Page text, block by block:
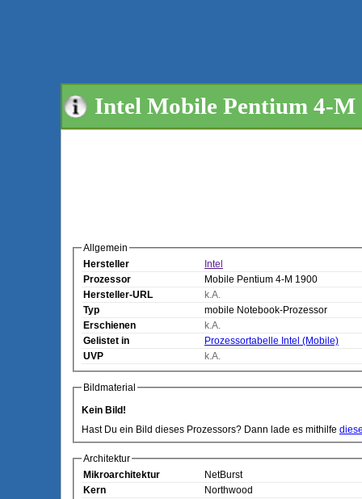
Intel Mobile Pentium 4-M
Allgemein
Hersteller
Intel
Prozessor
Mobile Pentium 4-M 1900
Hersteller-URL
k.A.
Typ
mobile Notebook-Prozessor
Erschienen
k.A.
Gelistet in
Prozessortabelle Intel (Mobile)
UVP
k.A.
Bildmaterial
Kein Bild!
Hast Du ein Bild dieses Prozessors? Dann lade es mithilfe
Architektur
Mikroarchitektur
NetBurst
Kern
Northwood